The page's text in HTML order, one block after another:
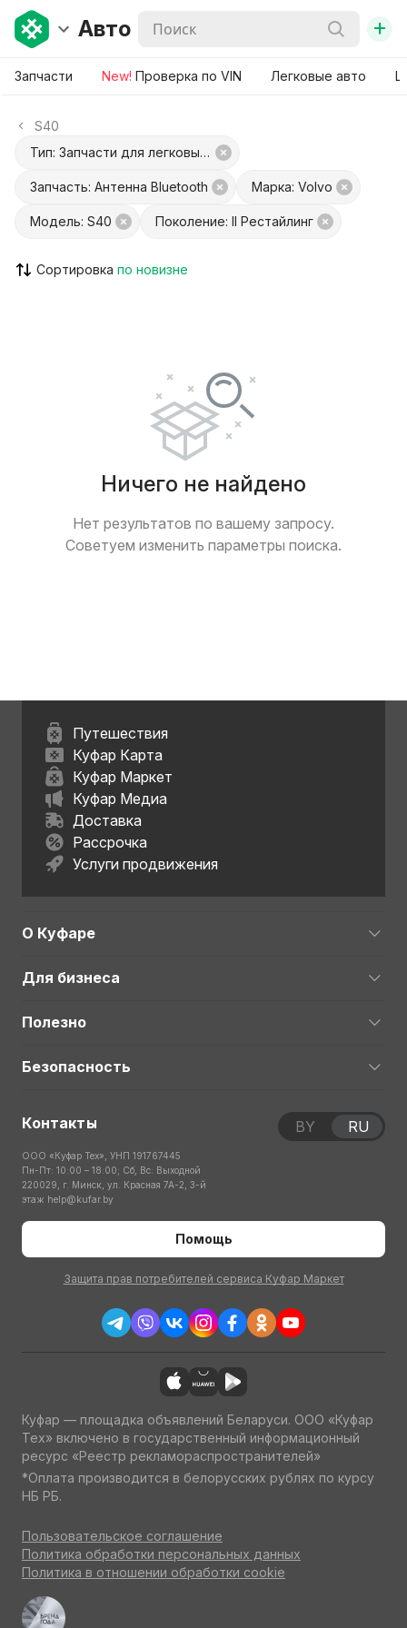
Авто +
Запчасти New! Проверка по VIN Легковые авто
S40
Тип: Запчасти для легковых авто
Запчасть: Антенна Bluetooth Марка: Volvo
Модель: S40 Поколение: II Рестайлинг
Сортировка
Ничего не найдено
Нет результатов по вашему запросу.
Советуем изменить параметры поиска.
Путешествия
Куфар Карта
Куфар Маркет
Куфар Медиа
Доставка
Рассрочка
Услуги продвижения
О Куфаре
Для бизнеса
Полезно
Безопасность
Контакты
ООО «Куфар Тех», УНП 191767445
Пн-Пт: 10:00 – 18:00; Сб, Вс: Выходной
220029, г. Минск, ул. Красная 7А-2, 3-й
этаж help@kufar.by
Помощь
Защита прав потребителей сервиса Куфар Маркет
BY RU
Куфар — площадка объявлений Беларуси. ООО «Куфар
Тех» включено в государственный информационный
ресурс «Реестр рекламораспространителей»
*Оплата производится в белорусских рублях по курсу
НБ РБ.
Пользовательское соглашение
Политика обработки персональных данных
Политика в отношении обработки cookie